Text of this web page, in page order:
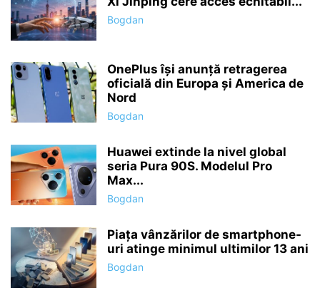
Bogdan
OnePlus își anunță retragerea
oficială din Europa și America de
Nord
Bogdan
Huawei extinde la nivel global
seria Pura 90S. Modelul Pro
Max...
Bogdan
Piața vânzărilor de smartphone-
uri atinge minimul ultimilor 13 ani
Bogdan